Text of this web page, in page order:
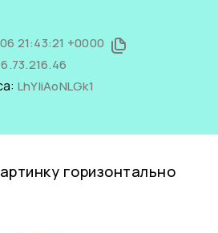
21:43:21 +0000
LhYIiAoNLGk1
горизонтально